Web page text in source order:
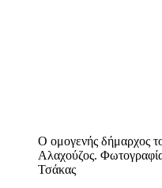
Ο ομογενής δήμαρχος
Αλαχούζος.
Τσάκας